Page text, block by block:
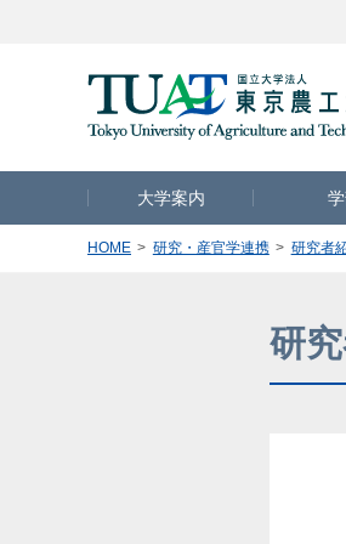
大学案内
HOME 研究・産官学連携 研究者
研